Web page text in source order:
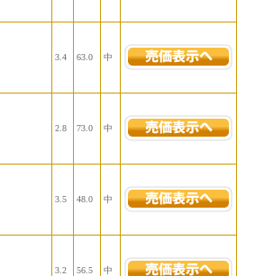
3.4 63.0 中
2.8 73.0 中
3.5 48.0 中
3.2 56.5 中